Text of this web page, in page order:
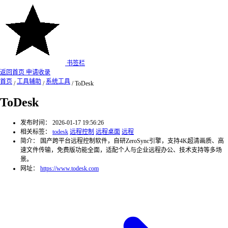
书签栏
返回首页 申请收录
首页 / 工具辅助 / 系统工具 / ToDesk
ToDesk
发布时间：
2026-01-17 19:56:26
相关标签：
todesk 远程控制 远程桌面 远程
简介：
国产跨平台远程控制软件，自研ZeroSync引擎，支持4K超清画质、高
速文件传输，免费版功能全面，适配个人与企业远程办公、技术支持等多场
景。
网址：
https://www.todesk.com